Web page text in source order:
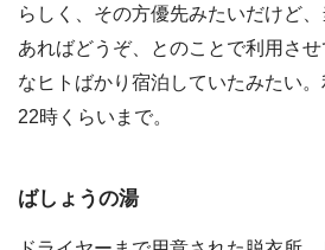
らしく、その方優先みたいだけど
あればどうぞ、とのことで利用さ
なヒトばかり宿泊していたみたい
22時くらいまで。
ばしょうの湯